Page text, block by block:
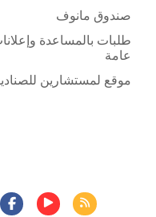
صندوق مانوف
طلبات بالمساعدة وإعلانات
عامة
موقع لمستشارين للصناديق